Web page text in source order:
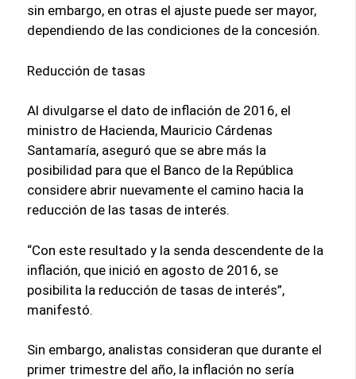
sin embargo, en otras el ajuste puede ser mayor,
dependiendo de las condiciones de la concesión.
Reducción de tasas
Al divulgarse el dato de inflación de 2016, el
ministro de Hacienda, Mauricio Cárdenas
Santamaría, aseguró que se abre más la
posibilidad para que el Banco de la República
considere abrir nuevamente el camino hacia la
reducción de las tasas de interés.
“Con este resultado y la senda descendente de la
inflación, que inició en agosto de 2016, se
posibilita la reducción de tasas de interés”,
manifestó.
Sin embargo, analistas consideran que durante el
primer trimestre del año, la inflación no sería